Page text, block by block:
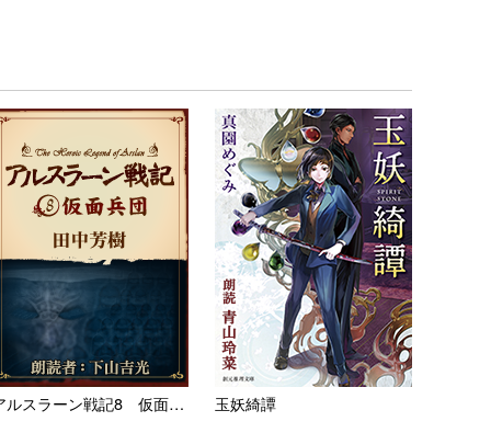
アルスラーン戦記8 仮面兵団 玉妖綺譚